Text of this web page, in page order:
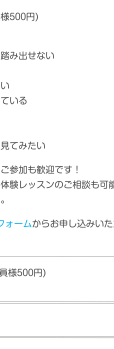
500円)
み出せない
いる
てみたい
参加も歓迎です！
験レッスンのご相談も可
ォームからお申し込みい
様500円)